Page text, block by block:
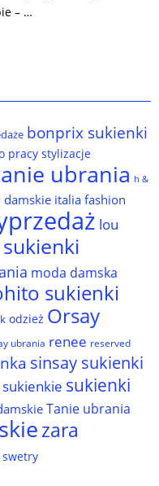
– …
bonprix sukienki
pracy stylizacje
ubrania h &
italia fashion
lou
moda damska
sukienki
odzież Orsay
ubrania renee reserved
sinsay sukienki
sukienkie sukienki
Tanie ubrania
zara